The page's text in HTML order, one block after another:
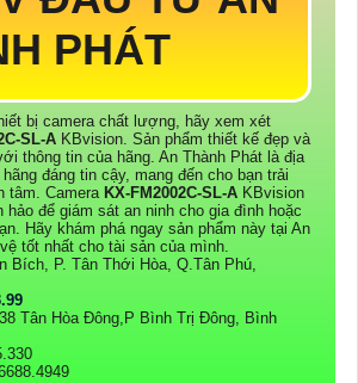
PHÁT
bị camera chất lượng, hãy xem xét
SL-A KBvision. Sản phẩm thiết kế đẹp và
thông tin của hãng. An Thành Phát là địa
đáng tin cậy, mang đến cho bạn trải
tâm. Camera KX-FM2002C-SL-A KBvision
hảo để giám sát an ninh cho gia đình hoặc
Hãy khám phá ngay sản phẩm này tại An
tốt nhất cho tài sản của mình.
Bích, P. Tân Thới Hòa, Q.Tân Phú,
Tân Hòa Đông,P Bình Trị Đông, Bình